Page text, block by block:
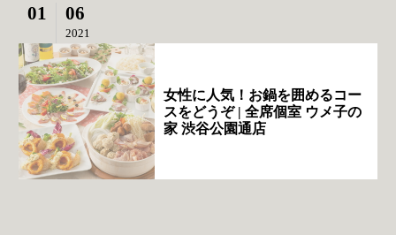
01 06
2021
女性に人気！お鍋を囲めるコー
スをどうぞ | 全席個室 ウメ子の
家 渋谷公園通店